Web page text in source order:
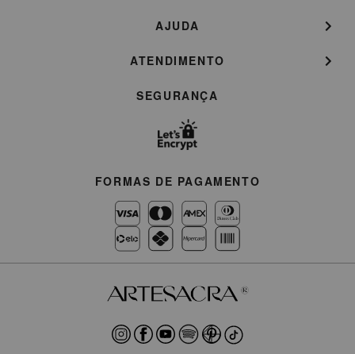
AJUDA
ATENDIMENTO
SEGURANÇA
FORMAS DE PAGAMENTO